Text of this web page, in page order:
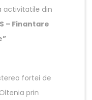
activitatile din
– Finantare
fortei de
prin